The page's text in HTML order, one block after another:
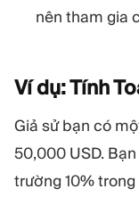
nên tham gia
Ví dụ: Tính
Giả sử bạn có
50,000 USD.
trường 10%